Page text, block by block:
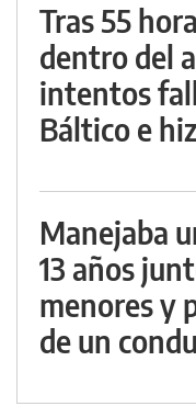
Tras 55
dentro del
intentos
Báltico e
Manejaba
13 años
menores y
de un